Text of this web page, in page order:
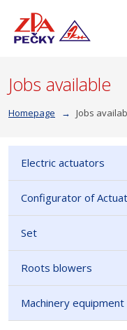
Jobs available
Homepage Jobs
Electric actuators
Configurator of
Set
Roots blowers
Machinery equipment